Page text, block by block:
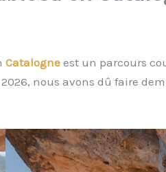
Catalogne est un parcours
nous avons dû faire